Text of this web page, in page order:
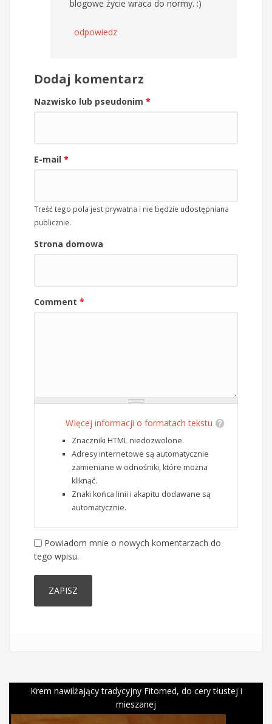
blogowe życie wraca do normy. :)
odpowiedz
Dodaj komentarz
Nazwisko lub pseudonim *
E-mail *
Treść tego pola jest prywatna i nie będzie udostępniana
publicznie.
Strona domowa
Comment *
WIęcej informacji o formatach tekstu
Znaczniki HTML niedozwolone.
Adresy internetowe są automatycznie
zamieniane w odnośniki, które można
kliknąć.
Znaki końca linii i akapitu dodawane są
automatycznie.
Powiadom mnie o nowych komentarzach do
tego wpisu.
Krem nawilżający tradycyjny Fitomed, do cery tłustej i
mieszanej